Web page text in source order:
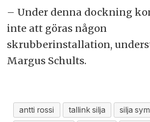
– Under denna dockning
inte att göras någon
skrubberinstallation,
Margus Schults.
antti rossi tallink silja
silja